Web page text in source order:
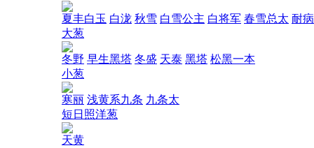
夏丰白玉 白泷 秋雪 白雪公主 白将军 春雪总太 耐
大葱
冬野 早生黑塔 冬盛 天泰 黑塔 松黑一本
小葱
寒丽 浅黄系九条 九条太
短日照洋葱
天黄